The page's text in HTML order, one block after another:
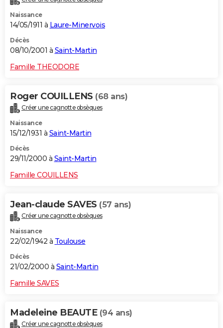
Naissance
14/05/1911 à Laure-Minervois
Décès
08/10/2001 à Saint-Martin
Famille THEODORE
Roger COUILLENS (68 ans)
Créer une cagnotte obsèques
Naissance
15/12/1931 à Saint-Martin
Décès
29/11/2000 à Saint-Martin
Famille COUILLENS
Jean-claude SAVES (57 ans)
Créer une cagnotte obsèques
Naissance
22/02/1942 à Toulouse
Décès
21/02/2000 à Saint-Martin
Famille SAVES
Madeleine BEAUTE (94 ans)
Créer une cagnotte obsèques